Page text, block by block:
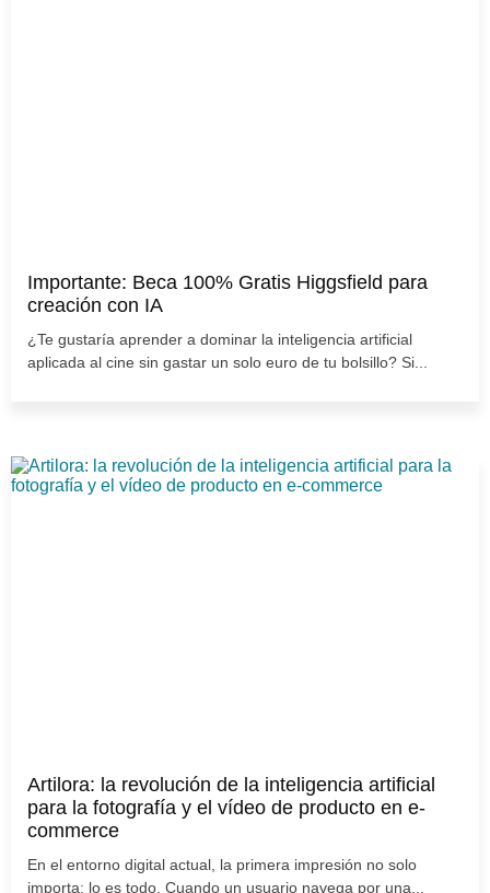
Importante: Beca 100% Gratis Higgsfield para
creación con IA
¿Te gustaría aprender a dominar la inteligencia artificial
aplicada al cine sin gastar un solo euro de tu bolsillo? Si...
Artilora: la revolución de la inteligencia artificial
para la fotografía y el vídeo de producto en e-
commerce
En el entorno digital actual, la primera impresión no solo
importa: lo es todo. Cuando un usuario navega por una...